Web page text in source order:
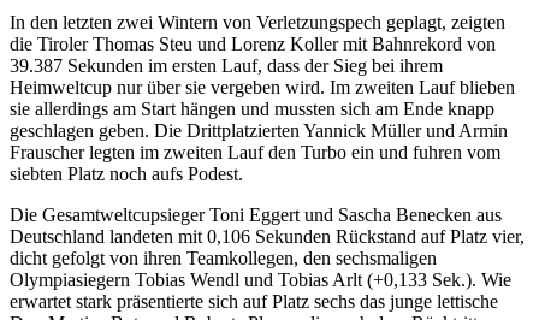
In den letzten zwei Wintern von Verletzungspech geplagt, zeigten
die Tiroler Thomas Steu und Lorenz Koller mit Bahnrekord von
39.387 Sekunden im ersten Lauf, dass der Sieg bei ihrem
Heimweltcup nur über sie vergeben wird. Im zweiten Lauf blieben
sie allerdings am Start hängen und mussten sich am Ende knapp
geschlagen geben. Die Drittplatzierten Yannick Müller und Armin
Frauscher legten im zweiten Lauf den Turbo ein und fuhren vom
siebten Platz noch aufs Podest.
Die Gesamtweltcupsieger Toni Eggert und Sascha Benecken aus
Deutschland landeten mit 0,106 Sekunden Rückstand auf Platz vier,
dicht gefolgt von ihren Teamkollegen, den sechsmaligen
Olympiasiegern Tobias Wendl und Tobias Arlt (+0,133 Sek.). Wie
erwartet stark präsentierte sich auf Platz sechs das junge lettische